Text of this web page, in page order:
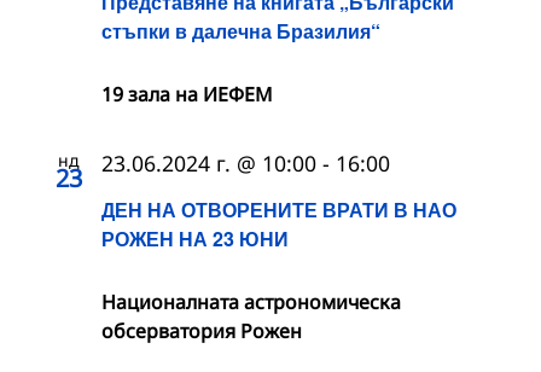
стъпки в далечна Бразилия“
19 зала на ИЕФЕМ
нд
23
ДЕН НА ОТВОРЕНИТЕ ВРАТИ В НАО
РОЖЕН НА 23 ЮНИ
23.06.2024 г. @ 10:00 - 16:00
Националната астрономическа
обсерватория Рожен